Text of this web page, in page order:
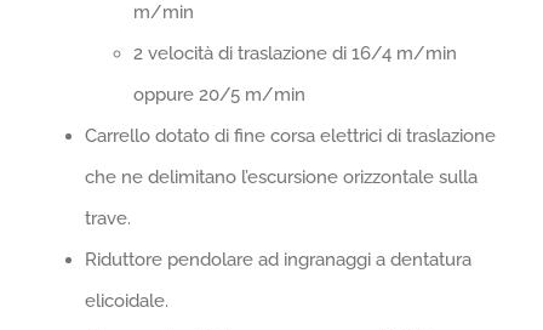
m/min
2 velocità di traslazione di 16/4 m/min
oppure 20/5 m/min
Carrello dotato di fine corsa elettrici di traslazione
che ne delimitano l’escursione orizzontale sulla
trave.
Riduttore pendolare ad ingranaggi a dentatura
elicoidale.